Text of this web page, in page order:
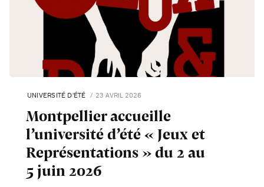
UNIVERSITÉ D'ÉTÉ 23 AVRIL 2026
Montpellier accueille
l’université d’été « Jeux et
Représentations » du 2 au
5 juin 2026